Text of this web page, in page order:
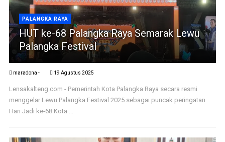
PALANGKA RAYA
HUT ke-68 Palangka Raya Semarak Lewu
Palangka Festival
maradona - 19 Agustus 2025
Lensakalteng.com - Pemerintah Kota Palangka Raya secara resmi
menggelar Lewu Palangka Festival 2025 sebagai puncak peringatan
Hari Jadi ke-68 Kota ...